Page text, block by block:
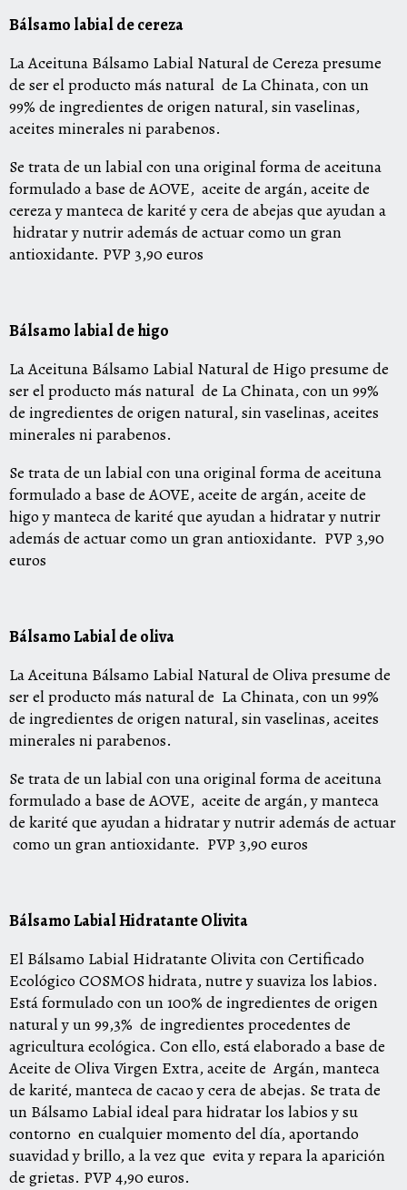
Bálsamo labial de cereza
La Aceituna Bálsamo Labial Natural de Cereza presume
de ser el producto más natural de La Chinata, con un
99% de ingredientes de origen natural, sin vaselinas,
aceites minerales ni parabenos.
Se trata de un labial con una original forma de aceituna
formulado a base de AOVE, aceite de argán, aceite de
cereza y manteca de karité y cera de abejas que ayudan a
hidratar y nutrir además de actuar como un gran
antioxidante. PVP 3,90 euros
Bálsamo labial de higo
La Aceituna Bálsamo Labial Natural de Higo presume de
ser el producto más natural de La Chinata, con un 99%
de ingredientes de origen natural, sin vaselinas, aceites
minerales ni parabenos.
Se trata de un labial con una original forma de aceituna
formulado a base de AOVE, aceite de argán, aceite de
higo y manteca de karité que ayudan a hidratar y nutrir
además de actuar como un gran antioxidante. PVP 3,90
euros
Bálsamo Labial de oliva
La Aceituna Bálsamo Labial Natural de Oliva presume de
ser el producto más natural de La Chinata, con un 99%
de ingredientes de origen natural, sin vaselinas, aceites
minerales ni parabenos.
Se trata de un labial con una original forma de aceituna
formulado a base de AOVE, aceite de argán, y manteca
de karité que ayudan a hidratar y nutrir además de actuar
como un gran antioxidante. PVP 3,90 euros
Bálsamo Labial Hidratante Olivita
El Bálsamo Labial Hidratante Olivita con Certificado
Ecológico COSMOS hidrata, nutre y suaviza los labios.
Está formulado con un 100% de ingredientes de origen
natural y un 99,3% de ingredientes procedentes de
agricultura ecológica. Con ello, está elaborado a base de
Aceite de Oliva Virgen Extra, aceite de Argán, manteca
de karité, manteca de cacao y cera de abejas. Se trata de
un Bálsamo Labial ideal para hidratar los labios y su
contorno en cualquier momento del día, aportando
suavidad y brillo, a la vez que evita y repara la aparición
de grietas. PVP 4,90 euros.